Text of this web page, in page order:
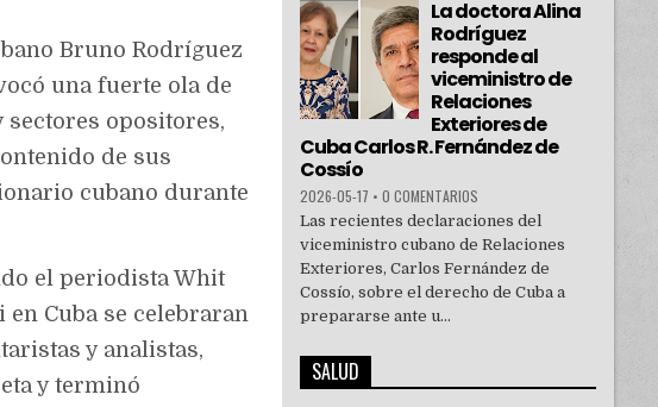
Bruno Rodríguez
una fuerte ola de
opositores,
de sus
cubano durante
el periodista Whit
Cuba se celebraran
y analistas,
y terminó
La doctora Alina
Rodríguez
responde al
viceministro de
Relaciones
Exteriores de
Cuba Carlos R. Fernández de
Cossío
2026-05-17 • 0 COMENTARIOS
Las recientes declaraciones del
viceministro cubano de Relaciones
Exteriores, Carlos Fernández de
Cossío, sobre el derecho de Cuba a
prepararse ante u...
SALUD